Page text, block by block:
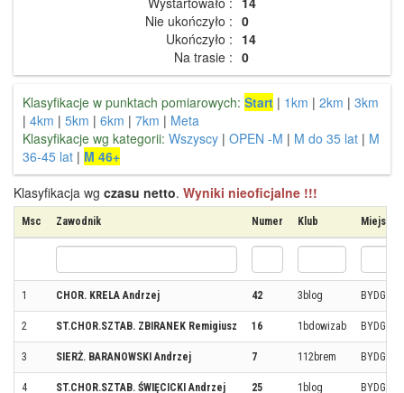
Nie ukończyło : 0
Ukończyło : 14
Na trasie : 0
Klasyfikacje w punktach pomiarowych: Start | 1km | 2km | 3km
| 4km | 5km | 6km | 7km | Meta
Klasyfikacje wg kategorii: Wszyscy | OPEN -M | M do 35 lat | M
36-45 lat | M 46+
Klasyfikacja wg czasu netto. Wyniki nieoficjalne !!!
Msc Zawodnik Numer Klub
1 CHOR. KRELA Andrzej 42 3blog
2 ST.CHOR.SZTAB. ZBIRANEK Remigiusz 16 1bdowizab
3 SIERŻ. BARANOWSKI Andrzej 7 112brem
4 ST.CHOR.SZTAB. ŚWIĘCICKI Andrzej 25 1blog